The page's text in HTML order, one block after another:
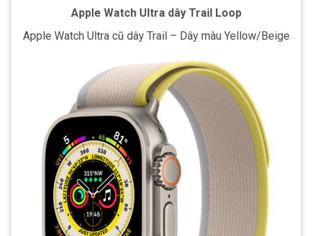
Apple Watch Ultra dây Trail Loop
Apple Watch Ultra cũ dây Trail – Dây màu Yellow/Beige